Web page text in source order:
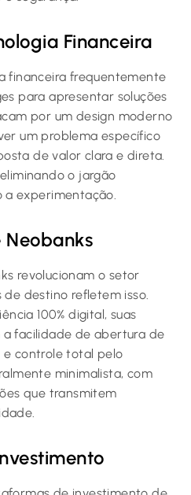
Financeira
financeira frequentemente
para apresentar soluções
por um design moderno
um problema específico
de valor clara e direta.
o jargão
experimentação.
Neobanks
revolucionam o setor
destino refletem isso.
100% digital, suas
facilidade de abertura de
e controle total pelo
minimalista, com
que transmitem